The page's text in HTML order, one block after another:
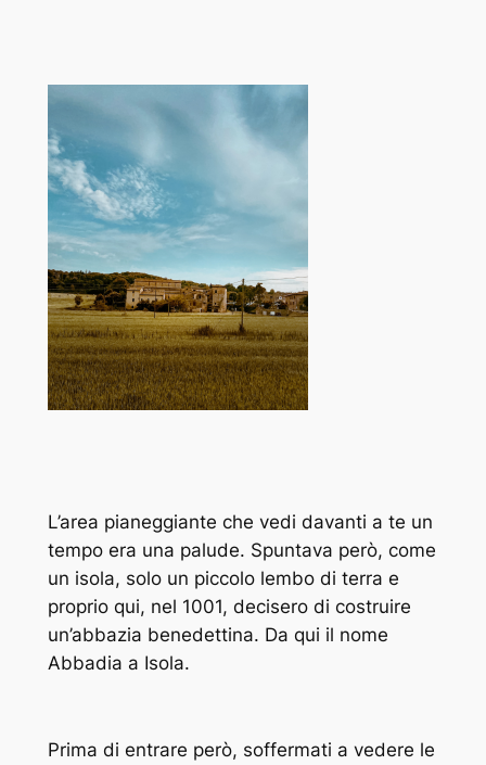
L’area pianeggiante che vedi davanti a te un
tempo era una palude. Spuntava però, come
un isola, solo un piccolo lembo di terra e
proprio qui, nel 1001, decisero di costruire
un’abbazia benedettina. Da qui il nome
Abbadia a Isola.
Prima di entrare però, soffermati a vedere le